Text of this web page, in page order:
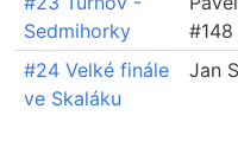
Sedmihorky
#148
#24 Velké finále
ve Skaláku
Jan